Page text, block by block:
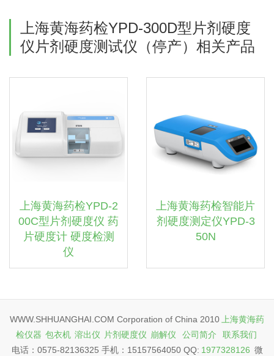
上海黄海药检YPD-300D型片剂硬度
仪片剂硬度测试仪（停产）相关产品
上海黄海药检YPD-2
00C型片剂硬度仪 药
片硬度计 硬度检测
仪
上海黄海药检智能片
剂硬度测定仪YPD-3
50N
WWW.SHHUANGHAI.COM Corporation of China 2010
上海黄海药
检仪器 包衣机 溶出仪 片剂硬度仪 崩解仪 公司简介
联系我们
电话：0575-82136325 手机：15157564050 QQ: 1977328126 微